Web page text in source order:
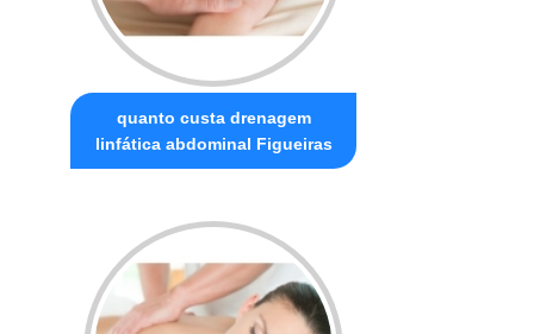
quanto custa drenagem
linfática abdominal Figueiras